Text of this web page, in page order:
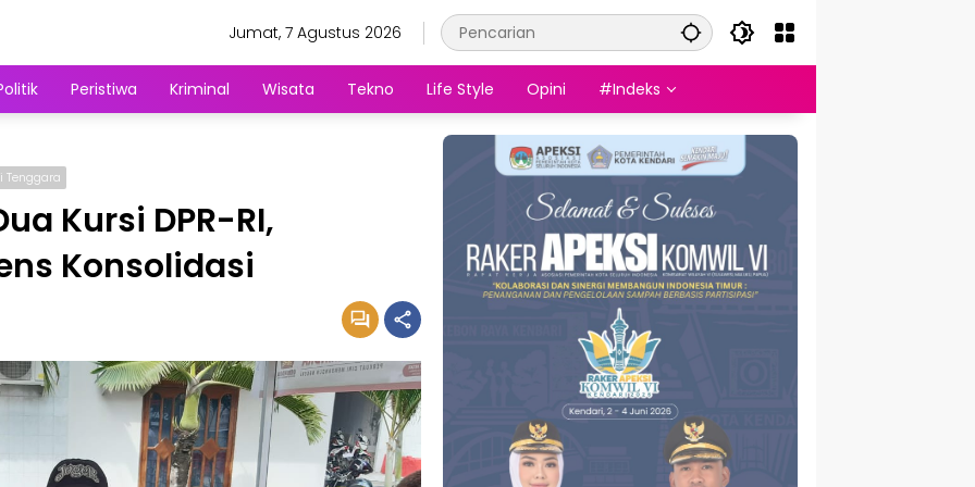
Jumat, 7 Agustus 2026
Peristiwa Kriminal Wisata Tekno Life Style Opini #Indeks
Tenggara
Kursi DPR-RI,
Konsolidasi